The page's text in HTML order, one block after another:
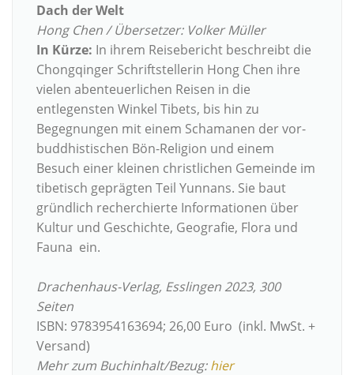
Dach der Welt
Hong Chen / Übersetzer: Volker Müller
In Kürze: In ihrem Reisebericht beschreibt die
Chongqinger Schriftstellerin Hong Chen ihre
vielen abenteuerlichen Reisen in die
entlegensten Winkel Tibets, bis hin zu
Begegnungen mit einem Schamanen der vor-
buddhistischen Bön-Religion und einem
Besuch einer kleinen christlichen Gemeinde im
tibetisch geprägten Teil Yunnans. Sie baut
gründlich recherchierte Informationen über
Kultur und Geschichte, Geografie, Flora und
Fauna ein.
Drachenhaus-Verlag, Esslingen 2023, 300
Seiten
ISBN: 9783954163694; 26,00 Euro (inkl. MwSt. +
Versand)
Mehr zum Buchinhalt/Bezug:hier